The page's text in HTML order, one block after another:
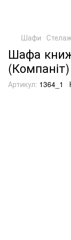
Шафи
Шафа
(Компаніт)
Артикул: 1364_1